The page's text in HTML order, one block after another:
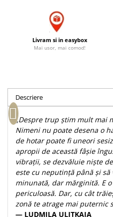
Biografii
Meditatii
Pedagogie
Poezii
Reviste
Sanatate
Teologie
A doua venire
Apologetica
Semne de carte
Set cadou
Suport pentru pahar
Tablouri
Tablouri canvas
Termos
Livram si in easybox
Mai usor, mai comod!
Descriere
„Despre trup știm mult mai
Nimeni nu poate desena o
de hotar poate fi uneori
apropii de această fâșie
vibrații, se dezvăluie niște
este cu neputință până și
minunată, dar mărginită. E
periculoasă. Dar, cu cât
zonă te atrage mai puternic
— LUDMILA ULIȚKAIA